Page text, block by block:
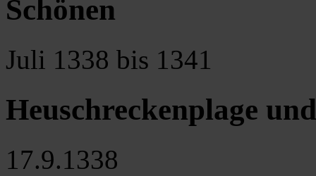
Schönen
Juli 1338 bis 1341
Heuschreckenplage
17.9.1338